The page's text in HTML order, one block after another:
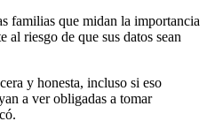
familias que midan la importancia
al riesgo de que sus datos sean
y honesta, incluso si eso
a ver obligadas a tomar